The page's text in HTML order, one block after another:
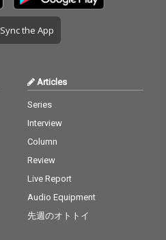
Sync the App
Articles
Series
Interview
Column
Review
Live Report
Audio Equipment
先週のオトトイ